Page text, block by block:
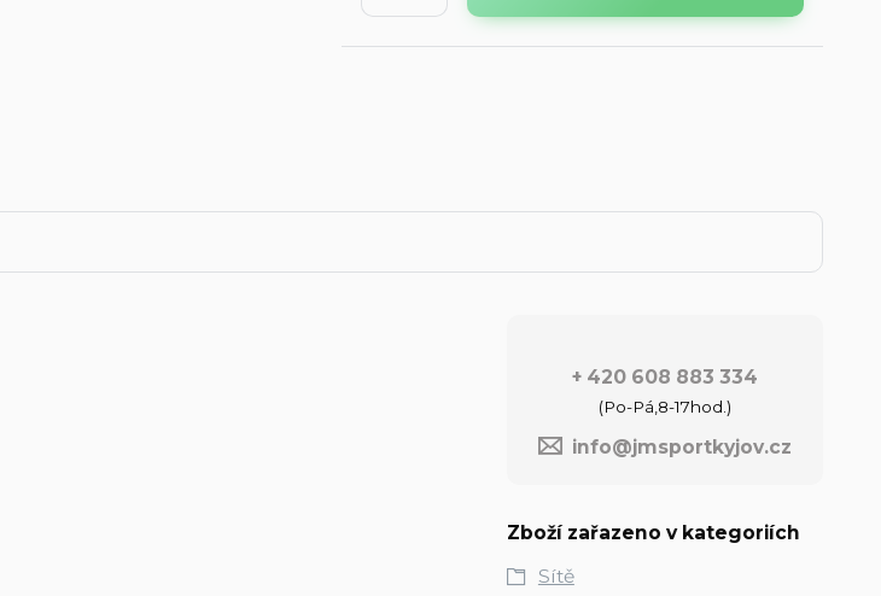
+ 420 608 883 334
(Po-Pá,8-17hod.)
info@jmsportkyjov.cz
Zboží zařazeno v kategoriích
Sítě